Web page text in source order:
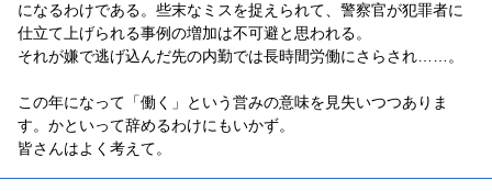
になるわけである。些末なミスを捉えられて、警察官が犯罪者に
仕立て上げられる事例の増加は不可避と思われる。
それが嫌で逃げ込んだ先の内勤では長時間労働にさらされ……。
この年になって「働く」という営みの意味を見失いつつありま
す。かといって辞めるわけにもいかず。
皆さんはよく考えて。